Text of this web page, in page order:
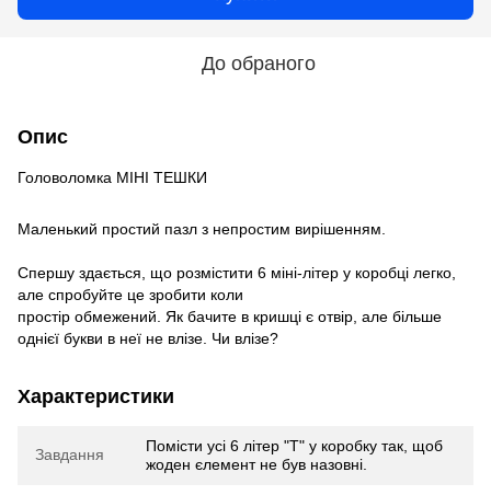
До обраного
Опис
Головоломка МІНІ ТЕШКИ
Маленький простий пазл з непростим вирішенням.
Спершу здається, що розмістити 6 міні-літер у коробці легко,
але спробуйте це зробити коли
простір обмежений. Як бачите в кришці є отвір, але більше
однієї букви в неї не влізе. Чи влізе?
Характеристики
Завдання
Помісти усі 6 літер "Т" у коробку так, щоб
жоден єлемент не був назовні.